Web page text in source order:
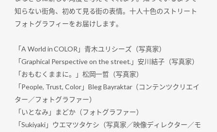
知らない街角、初めて見る街の表情。十人十色のストリート
フォトグラフィーをお届けします。
「A World in COLOR」青木ユリシーズ（写真家）
「Graphical Perspective on the street.」安川結子（写真家）
「おもむくままに。」松岡一哲（写真家）
「People, Trust, Color」Bleg Bayraktar（コンテンツクリエイ
ター／フォトグラファー）
「いとなみ」まどか（フォトグラファー）
「Sukiyaki」ウエマツタケシ（写真家／映像ディレクター／モ